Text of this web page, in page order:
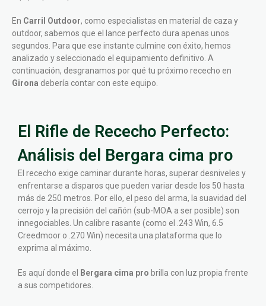
En Carril Outdoor, como especialistas en material de caza y
outdoor, sabemos que el lance perfecto dura apenas unos
segundos. Para que ese instante culmine con éxito, hemos
analizado y seleccionado el equipamiento definitivo. A
continuación, desgranamos por qué tu próximo rececho en
Girona debería contar con este equipo.
El Rifle de Rececho Perfecto:
Análisis del Bergara cima pro
El rececho exige caminar durante horas, superar desniveles y
enfrentarse a disparos que pueden variar desde los 50 hasta
más de 250 metros. Por ello, el peso del arma, la suavidad del
cerrojo y la precisión del cañón (sub-MOA a ser posible) son
innegociables. Un calibre rasante (como el .243 Win, 6.5
Creedmoor o .270 Win) necesita una plataforma que lo
exprima al máximo.
Es aquí donde el Bergara cima pro brilla con luz propia frente
a sus competidores.